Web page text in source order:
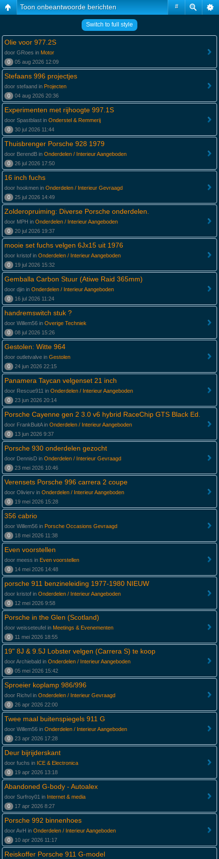
#
Toon onbeantwoorde berichten
Switch to full style
Olie voor 977.2S
door GRoes in Motor
0
05 aug 2026 12:09
Stefaans 996 projectjes
door stefaand in Projecten
0
04 aug 2026 20:36
Experimenten met rijhoogte 997.1S
door Spastblast in Onderstel & Remmerij
0
30 jul 2026 11:44
Thuisbrenger Porsche 928 1979
door BerendB in Onderdelen / Interieur Aangeboden
0
26 jul 2026 17:50
16 inch fuchs
door hookmen in Onderdelen / Interieur Gevraagd
0
25 jul 2026 14:49
Zolderopruiming: Diverse Porsche onderdelen.
door MPH in Onderdelen / Interieur Aangeboden
0
20 jul 2026 19:37
mooie set fuchs velgen 6Jx15 uit 1976
door kristof in Onderdelen / Interieur Aangeboden
0
19 jul 2026 15:32
Gemballa Carbon Stuur (Atiwe Raid 365mm)
door djin in Onderdelen / Interieur Aangeboden
0
16 jul 2026 11:24
handremswitch stuk ?
door Willem56 in Overige Techniek
0
08 jul 2026 15:26
Gestolen: Witte 964
door outletvalve in Gestolen
0
24 jun 2026 22:15
Panamera Taycan velgenset 21 inch
door Rescue911 in Onderdelen / Interieur Aangeboden
0
23 jun 2026 20:14
Porsche Cayenne gen 2 3.0 v6 hybrid RaceChip GTS Black Ed.
door FrankBuitA in Onderdelen / Interieur Aangeboden
0
13 jun 2026 9:37
Porsche 930 onderdelen gezocht
door DennisD in Onderdelen / Interieur Gevraagd
0
23 mei 2026 10:46
Verensets Porsche 996 carrera 2 coupe
door Olivierv in Onderdelen / Interieur Aangeboden
0
19 mei 2026 15:28
356 cabrio
door Willem56 in Porsche Occasions Gevraagd
0
18 mei 2026 11:38
Even voorstellen
door meess in Even voorstellen
0
14 mei 2026 14:48
porsche 911 benzineleiding 1977-1980 NIEUW
door kristof in Onderdelen / Interieur Aangeboden
0
12 mei 2026 9:58
Porsche in the Glen (Scotland)
door weisseteufel in Meetings & Evenementen
0
11 mei 2026 18:55
19" 8J & 9.5J Lobster velgen (Carrera S) te koop
door Archiebald in Onderdelen / Interieur Aangeboden
0
05 mei 2026 15:42
Sproeier koplamp 986/996
door Richvl in Onderdelen / Interieur Gevraagd
0
26 apr 2026 22:00
Twee maal buitenspiegels 911 G
door Willem56 in Onderdelen / Interieur Aangeboden
0
23 apr 2026 17:28
Deur bijrijderskant
door fuchs in ICE & Electronica
0
19 apr 2026 13:18
Abandoned G-body - Autoalex
door Surfroy01 in Internet & media
0
17 apr 2026 8:27
Porsche 992 binnenhoes
door AvH in Onderdelen / Interieur Aangeboden
0
10 apr 2026 11:17
Reiskoffer Porsche 911 G-model